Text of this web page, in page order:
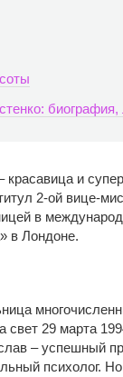
красавица и
2-ой вице-
в
в Лондоне.
свет 29 марта
– успешный
психолог.